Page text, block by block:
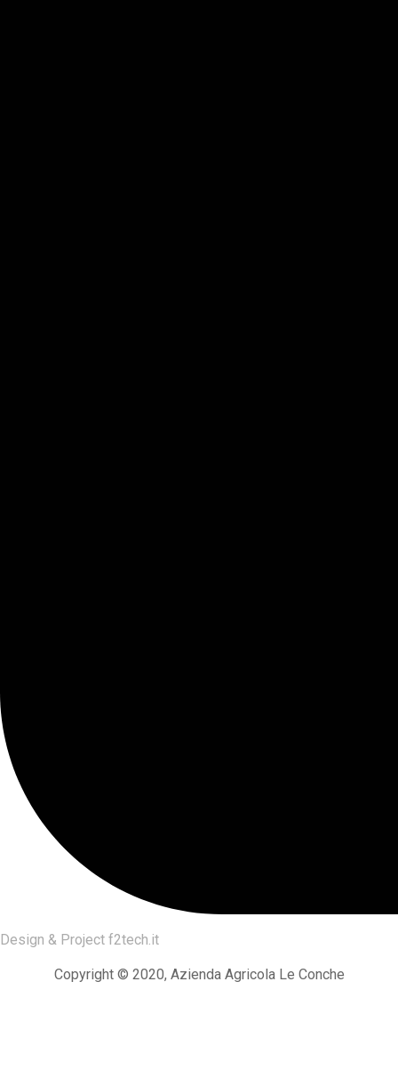
Design & Project f2tech.it
Copyright © 2020, Azienda Agricola Le Conche